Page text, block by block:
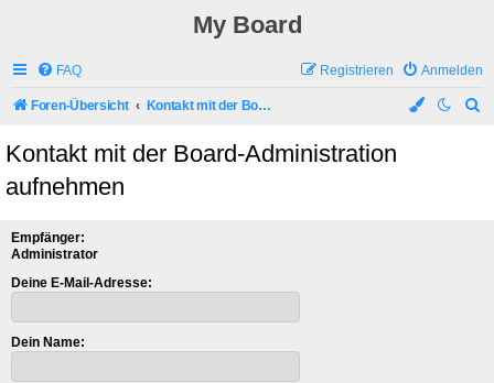
My Board
FAQ Anmelden
Registrieren
Foren-Übersicht Kontakt mit der Board-Administration aufnehmen
Kontakt mit der Board-Administration
aufnehmen
Empfänger:
Administrator
Deine E-Mail-Adresse:
Dein Name: